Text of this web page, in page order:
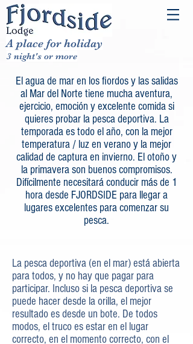
A place for holiday
3 night's or more
El agua de mar en los fiordos y las salidas
al Mar del Norte tiene mucha aventura,
ejercicio, emoción y excelente comida si
quieres probar la pesca deportiva. La
temporada es todo el año, con la mejor
temperatura / luz en verano y la mejor
calidad de captura en invierno. El otoño y
la primavera son buenos compromisos.
Difícilmente necesitará conducir más de 1
hora desde FJORDSIDE para llegar a
lugares excelentes para comenzar su
pesca.
La pesca deportiva (en el mar) está abierta
para todos, y no hay que pagar para
participar. Incluso si la pesca deportiva se
puede hacer desde la orilla, el mejor
resultado es desde un bote. De todos
modos, el truco es estar en el lugar
correcto, en el momento correcto, con el